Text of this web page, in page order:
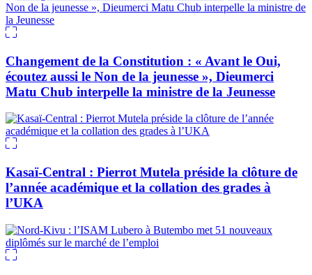
Changement de la Constitution : « Avant le Oui,
écoutez aussi le Non de la jeunesse », Dieumerci
Matu Chub interpelle la ministre de la Jeunesse
Kasaï-Central : Pierrot Mutela préside la clôture de
l’année académique et la collation des grades à
l’UKA